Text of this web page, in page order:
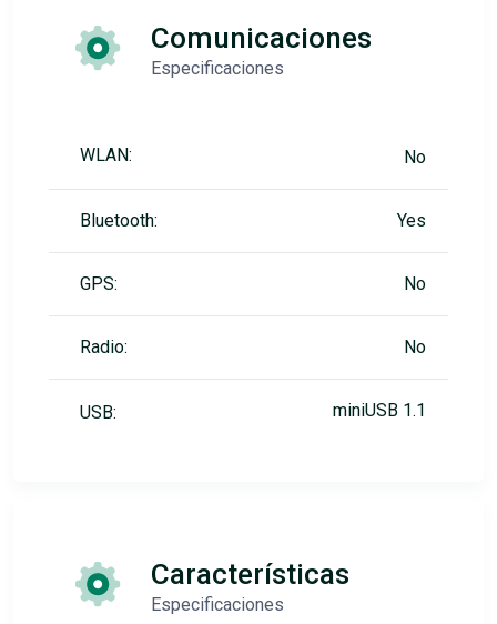
Comunicaciones
Especificaciones
WLAN: No
Bluetooth: Yes
GPS: No
Radio: No
USB: miniUSB 1.1
Características
Especificaciones